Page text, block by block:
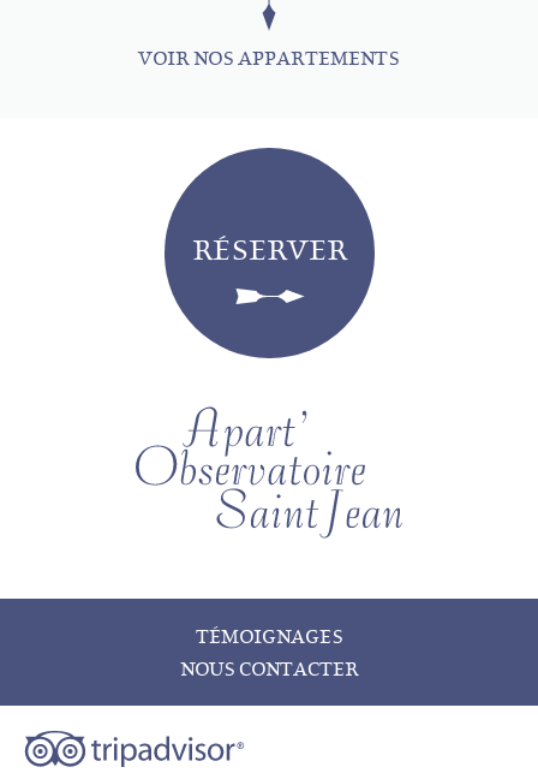
VOIR NOS APPARTEMENTS
RÉSERVER
TÉMOIGNAGES
NOUS CONTACTER